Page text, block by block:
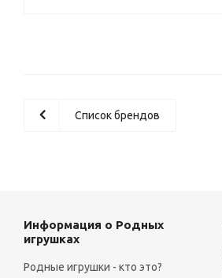
Список брендов
Информация о Родных
игрушках
Родные игрушки - кто это?